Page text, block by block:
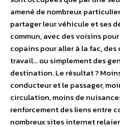
amené de nombreux
partager leur véhicule et ses
commun, avec des voisins
copains pour aller à la fac,
travail… ou simplement des
destination. Le résultat ?
conducteur et le passager,
circulation, moins de
renforcement des liens entre
nombreux sites internet